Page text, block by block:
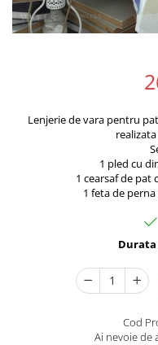
Lenjerie de vara pentru
1 pled cu
1 cearsaf de pat
1 feta de
Cod
Ai nevoie de